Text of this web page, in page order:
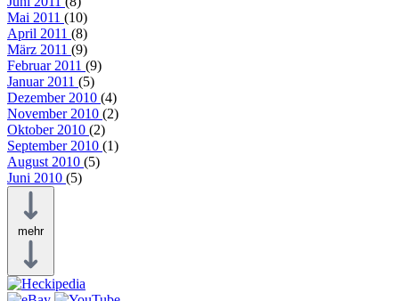
Mai 2011 (10)
April 2011 (8)
März 2011 (9)
Februar 2011 (9)
Januar 2011 (5)
Dezember 2010 (4)
November 2010 (2)
Oktober 2010 (2)
September 2010 (1)
August 2010 (5)
Juni 2010 (5)
mehr